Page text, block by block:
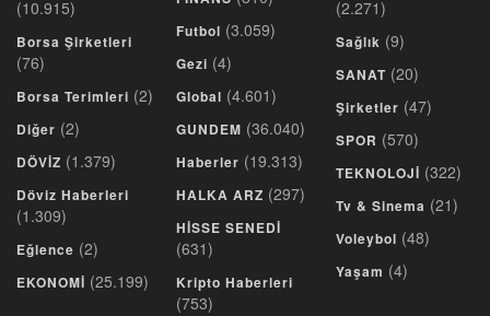
(10.915)
Borsa Şirketleri
(76)
Borsa Terimleri (2)
Diğer (2)
DÖVİZ (1.379)
Döviz Haberleri
(1.309)
Eğlence (2)
EKONOMİ (25.199)
Futbol (3.059)
Gezi (4)
Global (4.601)
GUNDEM (36.040)
Haberler (19.313)
HALKA ARZ (297)
HİSSE SENEDİ
(631)
Kripto Haberleri
(753)
(2.271)
Sağlık (9)
SANAT (20)
Şirketler (47)
SPOR (570)
TEKNOLOJİ (322)
Tv & Sinema (21)
Voleybol (48)
Yaşam (4)